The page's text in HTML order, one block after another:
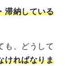
滞納している
も、どうして
ければなりま